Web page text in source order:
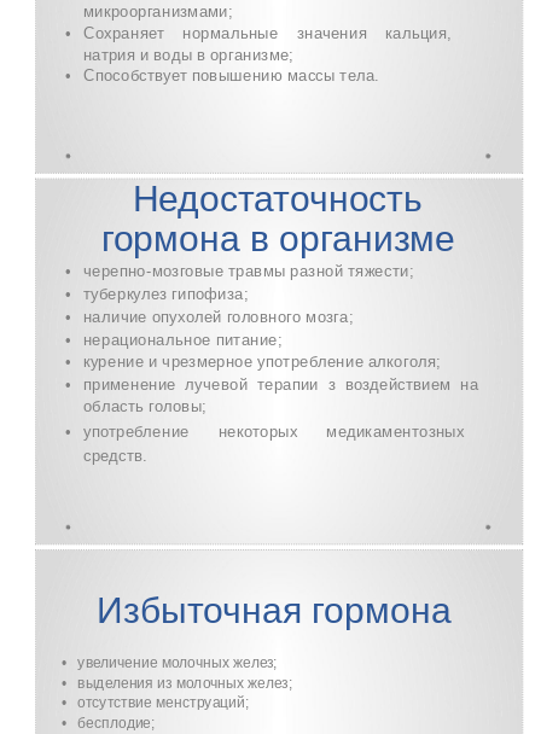
микроорганизмами;
•
Сохраняет нормальные значения кальция,
натрия и воды в организме;
•
Способствует повышению массы тела.
Недостаточность
гормона в организме
• черепно-мозговые травмы разной тяжести;
•
туберкулез гипофиза;
•
наличие опухолей головного мозга;
•
нерациональное питание;
•
курение и чрезмерное употребление алкоголя;
•
применение лучевой терапии з воздействием на
область головы;
•
употребление некоторых медикаментозных
средств.
Избыточная гормона
• увеличение молочных желез;
• выделения из молочных желез;
• отсутствие менструаций;
• бесплодие;